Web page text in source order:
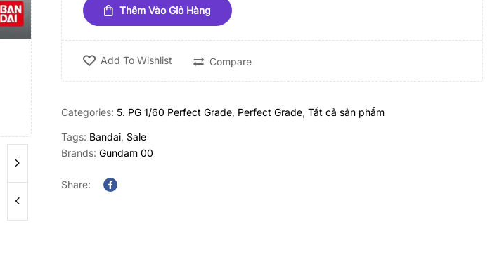
Thêm Vào Giỏ Hàng
Add To Wishlist Compare
Categories: 5. PG 1/60 Perfect Grade, Perfect Grade, Tất cả sản phẩm
Tags: Bandai, Sale
Brands: Gundam 00
Share:
Facebook